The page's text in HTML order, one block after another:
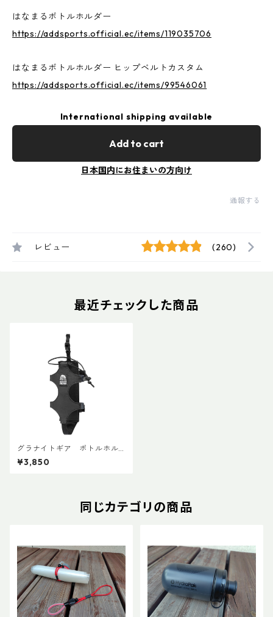
はなまるボトルホルダー
https://addsports.official.ec/items/119035706
はなまるボトルホルダー ヒップベルトカスタム
https://addsports.official.ec/items/99546061
International shipping available
Add to cart
日本国内にお住まいの方向け
通報する
レビュー (260)
最近チェックした商品
グラナイトギア ボトルホル
スター
¥3,850
同じカテゴリの商品